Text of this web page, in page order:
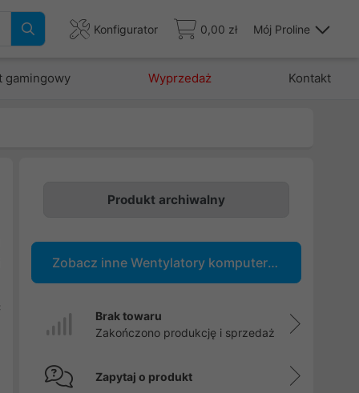
Konfigurator 0,00 zł Mój Proline
gamingowy Wyprzedaż Kontakt
Produkt archiwalny
Zobacz inne Wentylatory komputerowe
Brak towaru
Zakończono produkcję i sprzedaż
Zapytaj o produkt